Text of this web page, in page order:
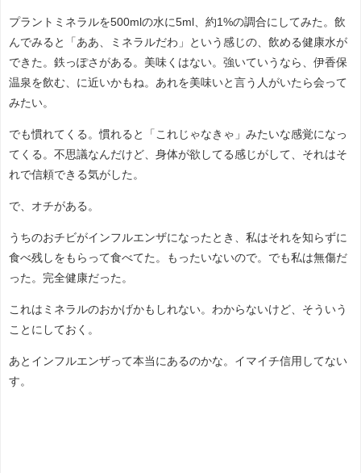
プラントミネラルを500mlの水に5ml、約1%の調合にしてみた。飲
んでみると「ああ、ミネラルだわ」という感じの、飲める健康水が
できた。鉄っぽさがある。美味くはない。強いていうなら、伊香保
温泉を飲む、に近いかもね。あれを美味いと言う人がいたら会って
みたい。
でも慣れてくる。慣れると「これじゃなきゃ」みたいな感覚になっ
てくる。不思議なんだけど、身体が欲してる感じがして、それはそ
れで信頼できる気がした。
で、オチがある。
うちのおチビがインフルエンザになったとき、私はそれを知らずに
食べ残しをもらって食べてた。もったいないので。でも私は無傷だ
った。完全健康だった。
これはミネラルのおかげかもしれない。わからないけど、そういう
ことにしておく。
あとインフルエンザって本当にあるのかな。イマイチ信用してない
す。